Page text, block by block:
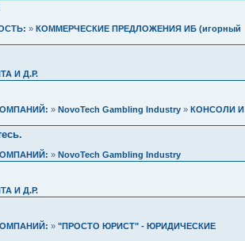
» КОММЕРЧЕСКИЕ ПРЕДЛОЖЕНИЯ ИБ (игорный
И Д.Р.
» NovoTech Gambling Industry » КОНСОЛИ И
» NovoTech Gambling Industry
И Д.Р.
» "ПРОСТО ЮРИСТ" - ЮРИДИЧЕСКИЕ